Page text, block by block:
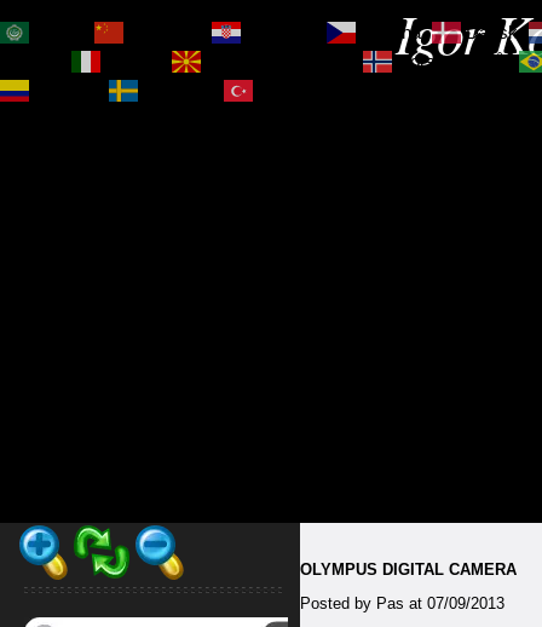
Igor
OLYMPUS DIGITAL CAMERA
Posted by Pas at 07/09/2013
Čeština‎
Dansk
Norsk bokmål